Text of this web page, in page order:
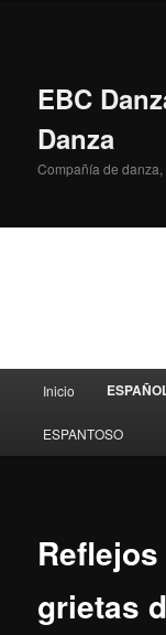
EBC
Danza
Compañía de
Inicio
ESPANTOSO
grietas